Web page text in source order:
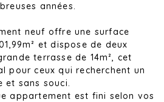
années.
neuf offre une surface
et dispose de deux
terrasse de 14m², cet
pour ceux qui recherchent un
et sans souci.
appartement est fini selon vos